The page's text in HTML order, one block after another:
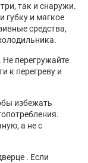
так и снаружи.
губку и мягкое
средства,
перегружайте
к перегреву и
избежать
а не с
. Если